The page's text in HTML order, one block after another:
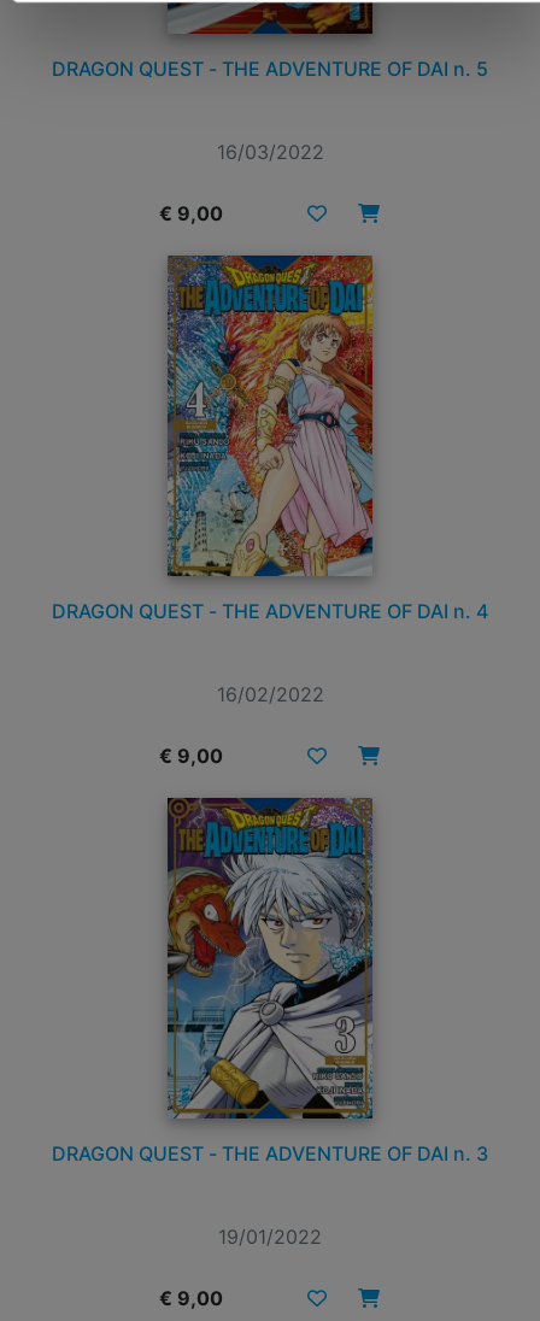
DRAGON QUEST - THE ADVENTURE OF DAI n. 5
16/03/2022
€ 9,00
DRAGON QUEST - THE ADVENTURE OF DAI n. 4
16/02/2022
€ 9,00
DRAGON QUEST - THE ADVENTURE OF DAI n. 3
19/01/2022
€ 9,00